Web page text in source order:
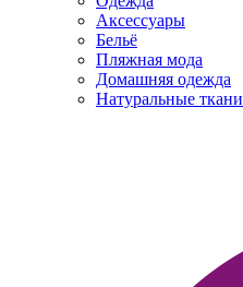
Аксессуары
Бельё
Пляжная мода
Домашняя одежда
Натуральные ткани